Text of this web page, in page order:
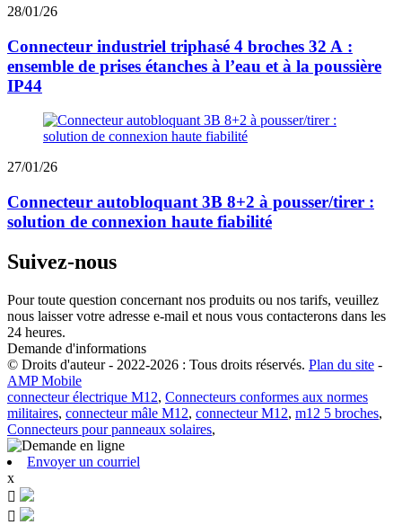
28/01/26
Connecteur industriel triphasé 4 broches 32 A :
ensemble de prises étanches à l’eau et à la poussière
IP44
27/01/26
Connecteur autobloquant 3B 8+2 à pousser/tirer :
solution de connexion haute fiabilité
Suivez-nous
Pour toute question concernant nos produits ou nos tarifs, veuillez
nous laisser votre adresse e-mail et nous vous contacterons dans les
24 heures.
Demande d'informations
© Droits d'auteur - 2022-2026 : Tous droits réservés. Plan du site -
AMP Mobile
connecteur électrique M12, Connecteurs conformes aux normes
militaires, connecteur mâle M12, connecteur M12, m12 5 broches,
Connecteurs pour panneaux solaires,
Envoyer un courriel
x

